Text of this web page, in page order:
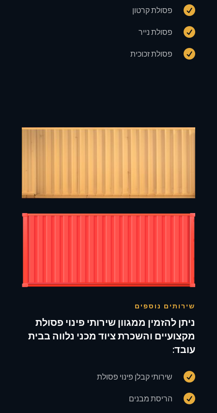
 פסולת קרטון
 פסולת נייר
 פסולת זכוכית
שירותים נוספים
ניתן להזמין ממגוון שירותי פינוי פסולת
מקצועיים והשכרת ציוד מכני נלווה בבית
עובד:
 שירותי קבלן פינוי פסולת
 הריסת מבנים